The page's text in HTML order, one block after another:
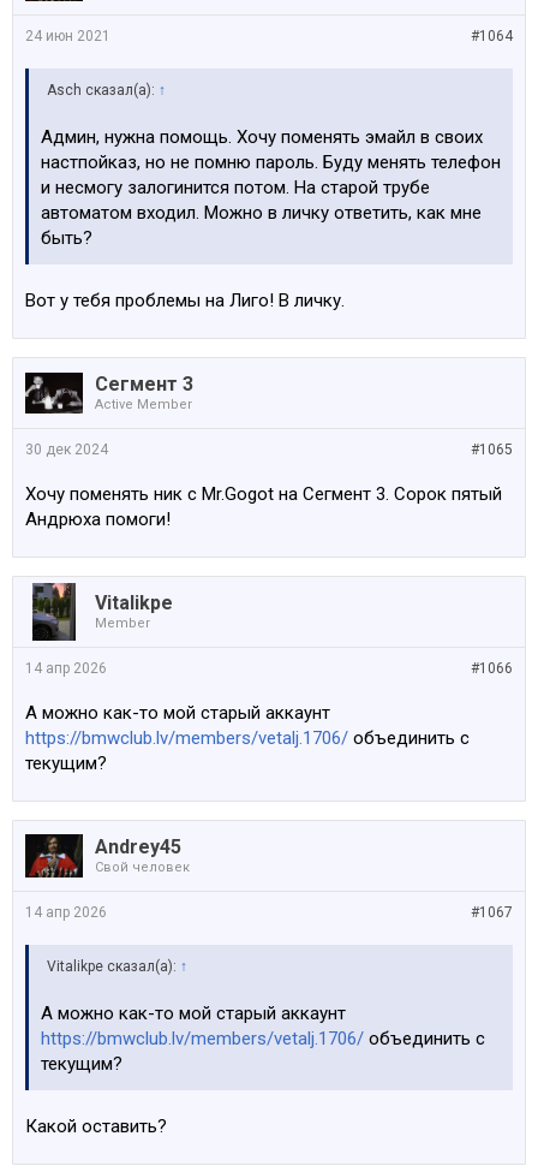
#1064
24 июн 2021
Asch сказал(а): ↑
Админ, нужна помощь. Хочу поменять эмайл в своих
настпойказ, но не помню пароль. Буду менять телефон
и несмогу залогинится потом. На старой трубе
автоматом входил. Можно в личку ответить, как мне
быть?
Вот у тебя проблемы на Лиго! В личку.
Сегмент 3
Active Member
#1065
30 дек 2024
Хочу поменять ник с Mr.Gogot на Сегмент 3. Сорок пятый
Андрюха помоги!
Vitalikpe
Member
#1066
14 апр 2026
А можно как-то мой старый аккаунт
https://bmwclub.lv/members/vetalj.1706/ объединить с
текущим?
Andrey45
Свой человек
#1067
14 апр 2026
Vitalikpe сказал(а): ↑
А можно как-то мой старый аккаунт
https://bmwclub.lv/members/vetalj.1706/ объединить с
текущим?
Какой оставить?